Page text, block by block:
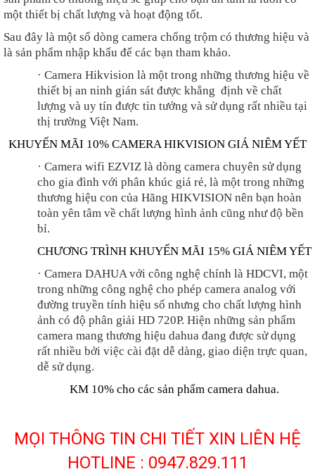
một thiết bị chất lượng và hoạt động tốt.
Sau đây là một số dòng camera chống trộm có thương hiệu và
là sản phẩm nhập khẩu để các bạn tham khảo.
· Camera Hikvision là một trong những thương hiệu về
thiết bị an ninh gián sát được khẳng định về chất
lượng và uy tín được tin tưởng và sử dụng rất nhiều tại
thị trường Việt Nam.
KHUYẾN MÃI 10% CAMERA HIKVISION GIÁ NIÊM YẾT
· Camera wifi EZVIZ là dòng camera chuyên sử dụng
cho gia đình với phân khúc giá rẻ, là một trong những
thương hiệu con của Hãng HIKVISION nên bạn hoàn
toàn yên tâm về chất lượng hình ảnh cũng như độ bền
bỉ.
CHƯƠNG TRÌNH KHUYẾN MÃI 15% GIÁ NIÊM YẾT
· Camera DAHUA với công nghệ chính là HDCVI, một
trong những công nghệ cho phép camera analog với
đường truyền tính hiệu số nhưng cho chất lượng hình
ảnh có độ phân giải HD 720P. Hiện những sản phẩm
camera mang thương hiệu dahua đang được sử dụng
rất nhiều bởi việc cài đặt dễ dàng, giao diện trực quan,
dễ sử dụng.
KM 10% cho các sản phẩm camera dahua.
MỌI THÔNG TIN CHI TIẾT XIN LIÊN HỆ
HOTLINE : 0947.829.111